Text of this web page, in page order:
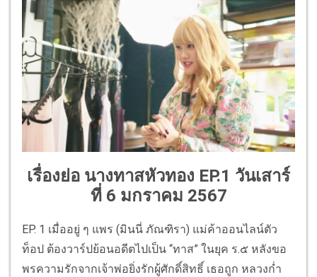
เรื่องย่อ นางทาสหัวทอง EP.1 วันเสาร์
ที่ 6 มกราคม 2567
EP. 1 เมื่ออยู่ ๆ แพร (มินนี่ ภัณฑิรา) แม่ค้าออนไลน์ตัว
ท็อป ต้องวาร์ปย้อนอดีตไปเป็น “ทาส” ในยุค ร.๕ หลังขอ
พรความรักจากเจ้าพ่อยิ่งรักผู้ศักดิ์สิทธิ์ เธอถูก หลวงก่ำ